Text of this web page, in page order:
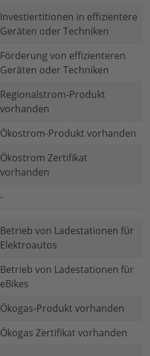
Investiertitionen in effizientere
Geräten oder Techniken
Förderung von effizienteren
Geräten oder Techniken
Regionalstrom-Produkt
vorhanden
Ökostrom-Produkt vorhanden
Ökostrom Zertifikat
vorhanden
-
Betrieb von Ladestationen für
Elektroautos
Betrieb von Ladestationen für
eBikes
Ökogas-Produkt vorhanden
Ökogas Zertifikat vorhanden